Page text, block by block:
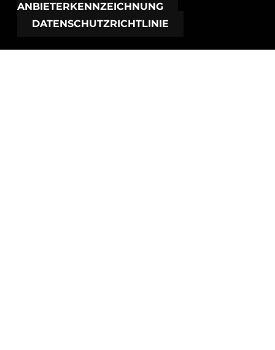
ANBIETERKENNZEICHNUNG
DATENSCHUTZRICHTLINIE